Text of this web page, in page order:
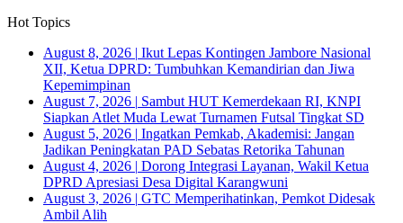
Hot Topics
August 8, 2026 | Ikut Lepas Kontingen Jambore Nasional
XII, Ketua DPRD: Tumbuhkan Kemandirian dan Jiwa
Kepemimpinan
August 7, 2026 | Sambut HUT Kemerdekaan RI, KNPI
Siapkan Atlet Muda Lewat Turnamen Futsal Tingkat SD
August 5, 2026 | Ingatkan Pemkab, Akademisi: Jangan
Jadikan Peningkatan PAD Sebatas Retorika Tahunan
August 4, 2026 | Dorong Integrasi Layanan, Wakil Ketua
DPRD Apresiasi Desa Digital Karangwuni
August 3, 2026 | GTC Memperihatinkan, Pemkot Didesak
Ambil Alih